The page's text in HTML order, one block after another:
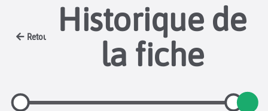
Retour
Historique de
la fiche